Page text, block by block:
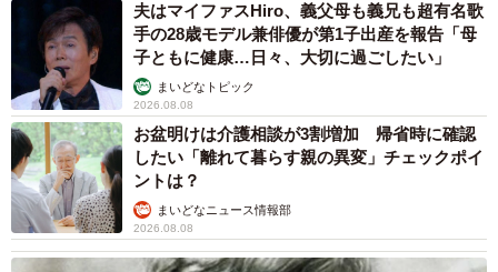
階部分は無事(1.2枚目)でしたが1階とお風呂、サウナが豪雨
による、浸水でもうだめそうです。皆さまの応援もあり、
ここまで来れたのに悔しいです。時間はかかるかもしれま
せんが、何としても喫茶店と宿としてしっかりとオープン
させたいです。 pic.twitter.com/jMAVhWAZod
— tsunekawa / クリームソーダ職人 (@tsunekawa_)
2023
――運営される中で大変なことや、「やっていてよかっ
夫はマイファスHiro、義父母も義兄も超有名歌
手の28歳モデル兼俳優が第1子出産を報告「母
子ともに健康…日々、大切に過ごしたい」
まいどなトピック
2026.08.08
お盆明けは介護相談が3割増加 帰省時に確認
したい「離れて暮らす親の異変」チェックポイ
ントは？
まいどなニュース情報部
2026.08.08